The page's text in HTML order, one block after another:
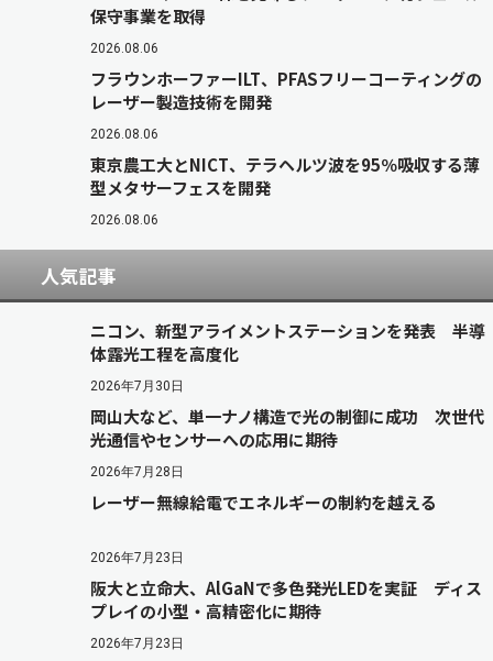
保守事業を取得
2026.08.06
フラウンホーファーILT、PFASフリーコーティングの
レーザー製造技術を開発
2026.08.06
東京農工大とNICT、テラヘルツ波を95％吸収する薄
型メタサーフェスを開発
2026.08.06
人気記事
ニコン、新型アライメントステーションを発表 半導
体露光工程を高度化
2026年7月30日
岡山大など、単一ナノ構造で光の制御に成功 次世代
光通信やセンサーへの応用に期待
2026年7月28日
レーザー無線給電でエネルギーの制約を越える
2026年7月23日
阪大と立命大、AlGaNで多色発光LEDを実証 ディス
プレイの小型・高精密化に期待
2026年7月23日